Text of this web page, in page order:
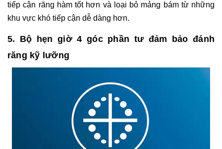
tiếp cận răng hàm tốt hơn và loại bỏ mảng bám từ những
khu vực khó tiếp cận dễ dàng hơn.
5. Bộ hẹn giờ 4 góc phần tư đảm bảo đánh
răng kỹ lưỡng